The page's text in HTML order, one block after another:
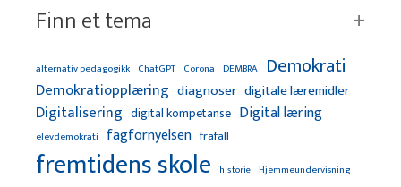
Finn et tema
alternativ pedagogikk ChatGPT Corona DEMBRA Demokrati
Demokratiopplæring diagnoser digitale læremidler
Digitalisering digital kompetanse Digital læring
elevdemokrati fagfornyelsen frafall
fremtidens skole historie Hjemmeundervisning